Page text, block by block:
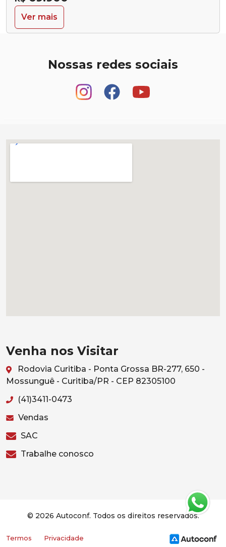
Ver mais
Nossas redes sociais
Venha nos Visitar
Rodovia Curitiba - Ponta Grossa BR-277, 650 -
Mossunguê - Curitiba/PR - CEP 82305100
(41)3411-0473
Vendas
SAC
Trabalhe conosco
© 2026 Autoconf. Todos os direitos reservados.
Termos Privacidade